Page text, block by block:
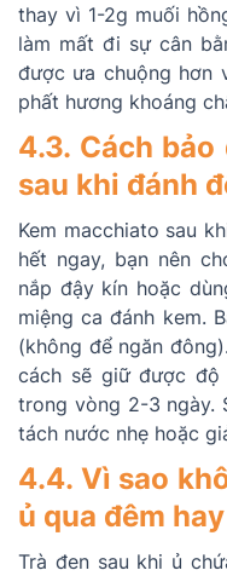
thay vì 1-2g muối
làm mất đi sự cân
được ưa chuộng hơn
phất hương khoáng
4.3. Cách
sau khi đánh
Kem macchiato sau
hết ngay, bạn nên
nắp đậy kín hoặc
miệng ca đánh kem.
(không để ngăn
cách sẽ giữ được
trong vòng 2-3 ngày.
tách nước nhẹ hoặc
4.4. Vì sao
ủ qua đêm
Trà đen sau khi ủ